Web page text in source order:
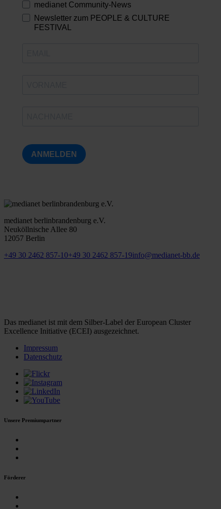
medianet Community-News
Newsletter zum PEOPLE & CULTURE
FESTIVAL
ANMELDEN
medianet berlinbrandenburg e.V.
Neuköllnische Allee 80
12057 Berlin
+49 30 2462 857-10+49 30 2462 857-19info@medianet-bb.de
Das medianet ist mit dem Silber-Label der European Cluster
Excellence Initiative (ECEI) ausgezeichnet.
Impressum
Datenschutz
Unsere Premiumpartner
Förderer